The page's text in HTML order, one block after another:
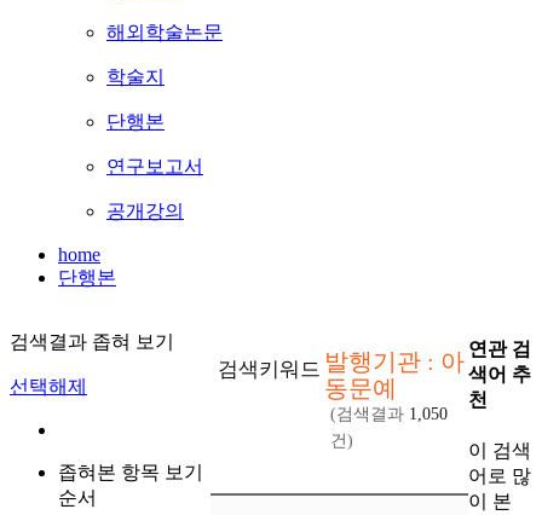
해외학술논문
학술지
단행본
연구보고서
공개강의
home
단행본
검색결과 좁혀 보기
선택해제
좁혀본 항목 보기
순서
검색키워드 발행기관 : 아
동문예
(검색결과 1,050
건)
연관 검
색어 추
천
이 검색
어로 많
이 본